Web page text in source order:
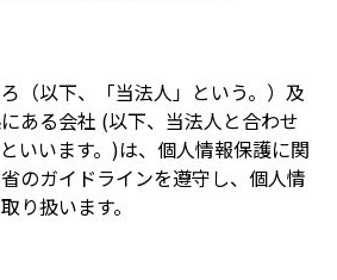
（以下、「当法人」という。）及
ある会社 (以下、当法人と合わせ
いいます。)は、個人情報保護に関
のガイドラインを遵守し、個人情
り扱います。